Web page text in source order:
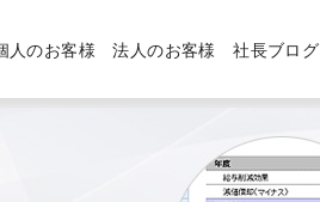
人のお客様 法人のお客様 社長ブログ